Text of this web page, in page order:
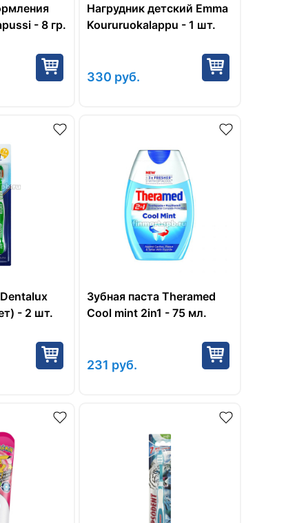
- 8 гр.
Нагрудник детский Emma
Koururuokalappu - 1 шт.
330 руб.
- 2 шт.
Зубная паста Theramed
Cool mint 2in1 - 75 мл.
231 руб.